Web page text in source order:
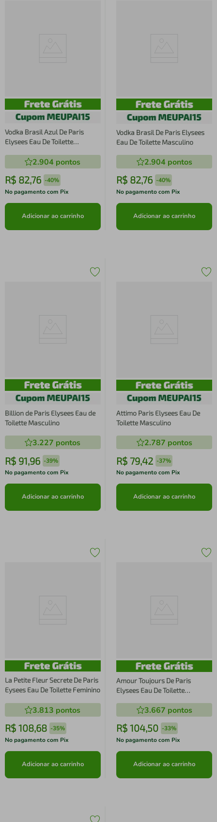
Vodka Brasil Azul De Paris
Elysees Eau De Toilette
2.904 pontos
R$ 82,76 -40%
No pagamento com Pix
Adicionar ao carrinho
Vodka Brasil De Paris Elysees
Eau De Toilette Masculino
2.904 pontos
R$ 82,76 -40%
No pagamento com Pix
Adicionar ao carrinho
Billion de Paris Elysees Eau de
Toilette Masculino
3.227 pontos
R$ 91,96 -39%
No pagamento com Pix
Adicionar ao carrinho
Attimo Paris Elysees Eau De
Toilette Masculino
2.787 pontos
R$ 79,42 -37%
No pagamento com Pix
Adicionar ao carrinho
La Petite Fleur Secrete De Paris
Eysees Eau De Toilette Feminino
3.813 pontos
R$ 108,68 -35%
No pagamento com Pix
Adicionar ao carrinho
Amour Toujours De Paris
Elysees Eau De Toilette
3.667 pontos
R$ 104,50 -33%
No pagamento com Pix
Adicionar ao carrinho